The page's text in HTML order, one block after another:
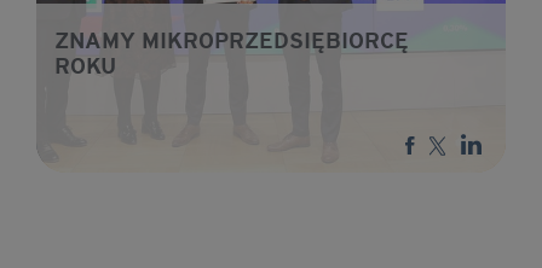
ZNAMY MIKROPRZEDSIĘBIORCĘ
ROKU